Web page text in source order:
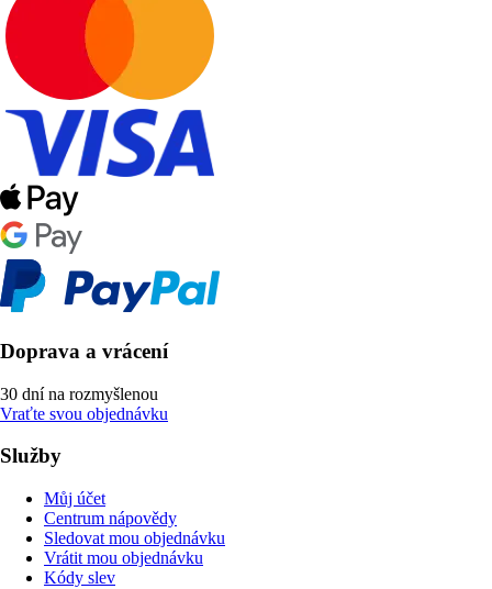
Doprava a vrácení
30 dní na rozmyšlenou
Vraťte svou objednávku
Služby
Můj účet
Centrum nápovědy
Sledovat mou objednávku
Vrátit mou objednávku
Kódy slev